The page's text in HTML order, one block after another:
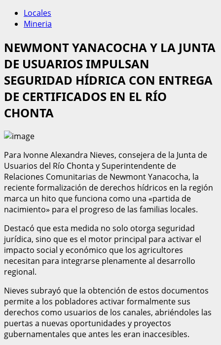
Locales
Mineria
NEWMONT YANACOCHA Y LA JUNTA
DE USUARIOS IMPULSAN
SEGURIDAD HÍDRICA CON ENTREGA
DE CERTIFICADOS EN EL RÍO
CHONTA
Para Ivonne Alexandra Nieves, consejera de la Junta de
Usuarios del Río Chonta y Superintendente de
Relaciones Comunitarias de Newmont Yanacocha, la
reciente formalización de derechos hídricos en la región
marca un hito que funciona como una «partida de
nacimiento» para el progreso de las familias locales.
Destacó que esta medida no solo otorga seguridad
jurídica, sino que es el motor principal para activar el
impacto social y económico que los agricultores
necesitan para integrarse plenamente al desarrollo
regional.
Nieves subrayó que la obtención de estos documentos
permite a los pobladores activar formalmente sus
derechos como usuarios de los canales, abriéndoles las
puertas a nuevas oportunidades y proyectos
gubernamentales que antes les eran inaccesibles.